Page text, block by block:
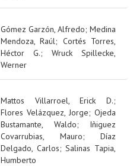
Gómez Garzón, Alfredo; Medina
Mendoza, Raúl; Cortés Torres,
Héctor G.; Wruck Spillecke,
Werner
Mattos Villarroel, Erick D.;
Flores Velázquez, Jorge; Ojeda
Bustamante, Waldo; Iñiguez
Covarrubias, Mauro; Díaz
Delgado, Carlos;Salinas Tapia,
Humberto